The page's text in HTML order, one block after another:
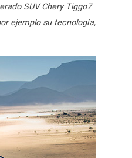
SUV Chery Tiggo7
ejemplo su tecnología,